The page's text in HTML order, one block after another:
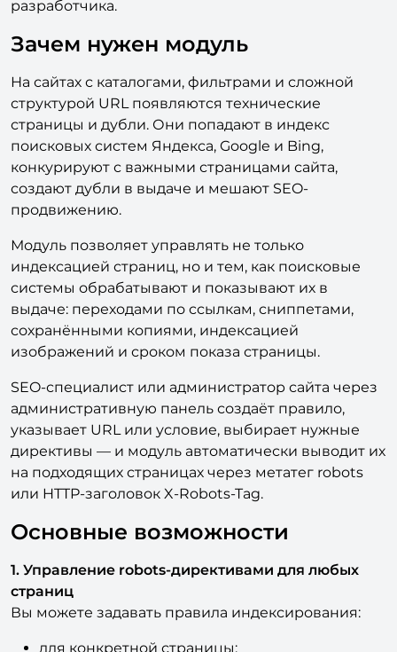
Зачем нужен модуль
На сайтах с каталогами, фильтрами и сложной
структурой URL появляются технические
страницы и дубли. Они попадают в индекс
поисковых систем Яндекса, Google и Bing,
конкурируют с важными страницами сайта,
создают дубли в выдаче и мешают SEO-
продвижению.
Модуль позволяет управлять не только
индексацией страниц, но и тем, как поисковые
системы обрабатывают и показывают их в
выдаче: переходами по ссылкам, сниппетами,
сохранёнными копиями, индексацией
изображений и сроком показа страницы.
SEO-специалист или администратор сайта через
административную панель создаёт правило,
указывает URL или условие, выбирает нужные
директивы — и модуль автоматически выводит их
на подходящих страницах через метатег robots
или HTTP-заголовок X-Robots-Tag.
Основные возможности
1. Управление robots-директивами для любых
страниц
Вы можете задавать правила индексирования:
для конкретной страницы;
для раздела сайта;